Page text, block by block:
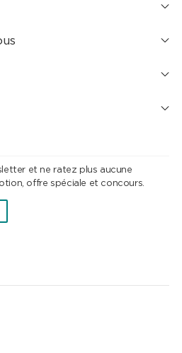
et ne ratez plus aucune
offre spéciale et concours.